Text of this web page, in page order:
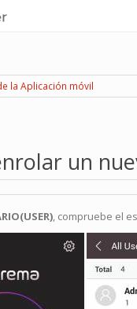
la Aplicación móvil
un
, compruebe el